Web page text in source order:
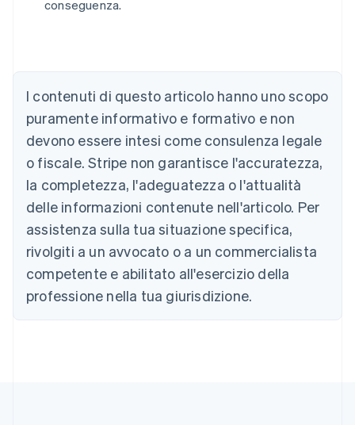
conseguenza.
I contenuti di questo articolo hanno uno scopo
puramente informativo e formativo e non
devono essere intesi come consulenza legale
o fiscale. Stripe non garantisce l'accuratezza,
la completezza, l'adeguatezza o l'attualità
delle informazioni contenute nell'articolo. Per
assistenza sulla tua situazione specifica,
rivolgiti a un avvocato o a un commercialista
competente e abilitato all'esercizio della
professione nella tua giurisdizione.
English
DeutschEnglish
Belgio
Nederlands Français English
Brasile
PortuguêsEnglish
Bulgaria
Canada
EnglishFrançais
Cina continentale
简体中文English
Cipro